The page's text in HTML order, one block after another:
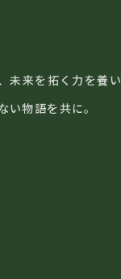
来を拓く力を養い
物語を共に。